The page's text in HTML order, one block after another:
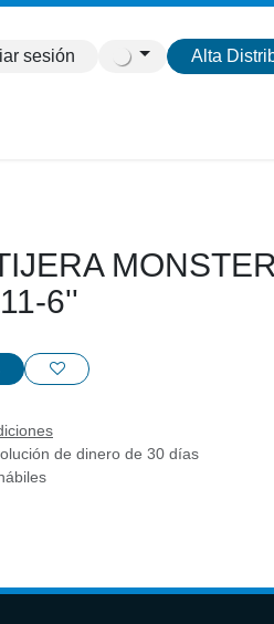
sesión Alta
MONSTER
6''
de dinero de 30 días